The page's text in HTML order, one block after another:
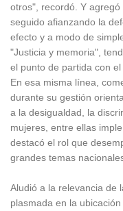
otros", recordó. Y
seguido afianzando la
efecto y a modo de
"Justicia y memoria",
el punto de partida con
En esa misma línea,
durante su gestión
a la desigualdad, la
mujeres, entre ellas
destacó el rol que
grandes temas
Aludió a la relevancia de
plasmada en la